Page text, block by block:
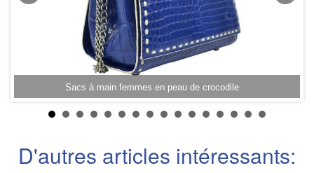
Sacs à main femmes en peau de crocodile
D'autres articles intéressants: